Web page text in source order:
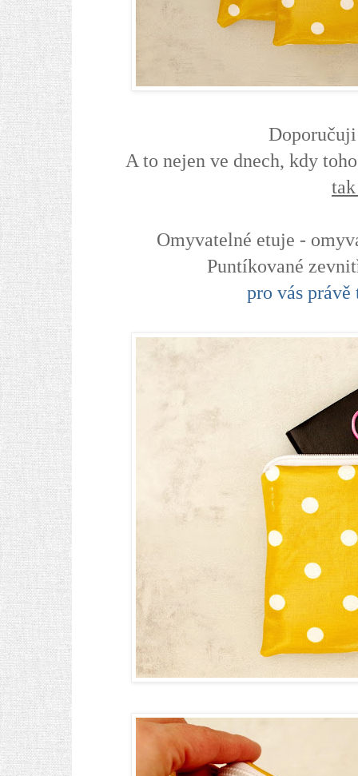
Doporučuji
A to nejen ve dnech, kdy
Omyvatelné etuje -
Puntíkované
pro vás